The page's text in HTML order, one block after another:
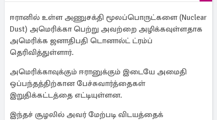
ஈரானில் உள்ள அணுசக்தி மூலப்பொருட்களை (Nuclear
Dust) அமெரிக்கா பெற்று அவற்றை அழிக்கவுள்ளதாக
அமெரிக்க ஜனாதிபதி டொனால்ட் ட்ரம்ப்
தெரிவித்துள்ளார்.
அமெரிக்காவுக்கும் ஈரானுக்கும் இடையே அமைதி
ஒப்பந்தத்திற்கான பேச்சுவார்த்தைகள்
இறுதிக்கட்டத்தை எட்டியுள்ளன.
இந்தச் சூழலில் அவர் மேற்படி விடயத்தைக்